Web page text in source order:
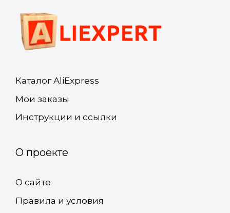
Каталог AliExpress
Мои заказы
Инструкции и ссылки
О проекте
О сайте
Правила и условия